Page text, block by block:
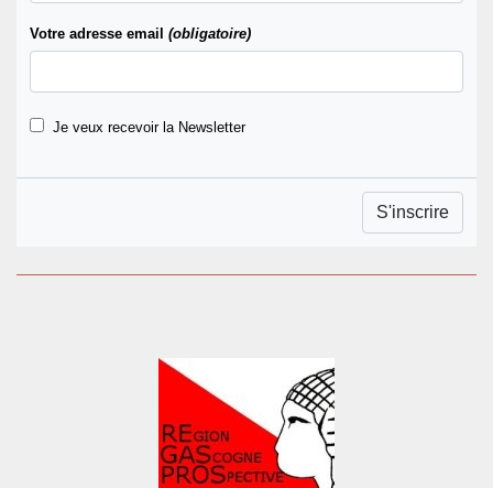
Votre adresse email (obligatoire)
Je veux recevoir la Newsletter